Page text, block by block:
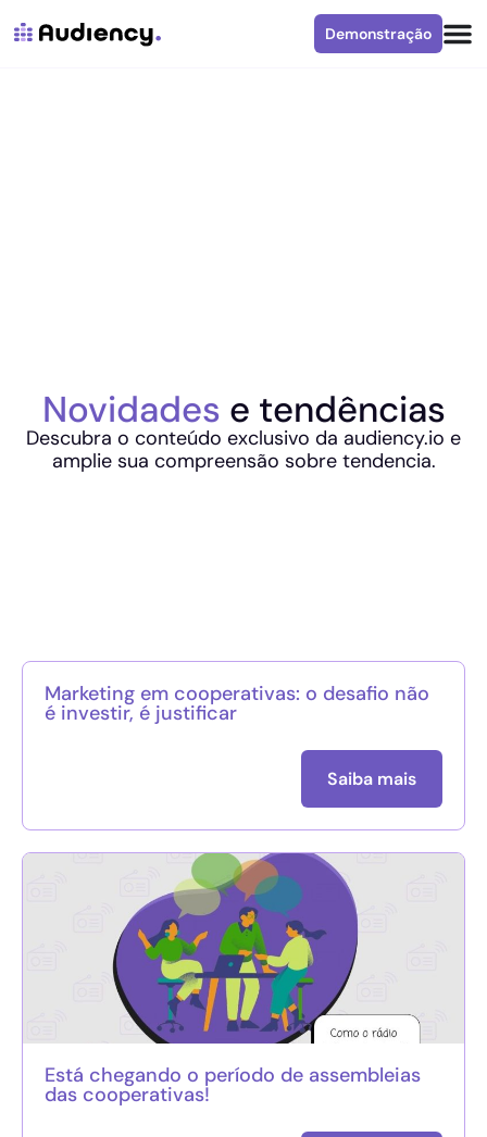
Demonstração
Novidades e tendências
Descubra o conteúdo exclusivo da audiency.io e
amplie sua compreensão sobre tendencia.
Marketing em cooperativas: o desafio não
é investir, é justificar
Saiba mais
Está chegando o período de assembleias
das cooperativas!